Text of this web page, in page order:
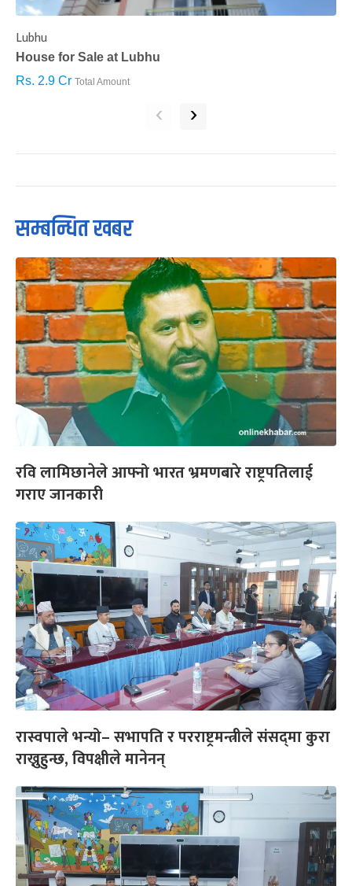
Lubhu
House for Sale at Lubhu
Rs. 2.9 Cr Total Amount
‹ ›
सम्बन्धित खबर
रवि लामिछानेले आफ्नो भारत भ्रमणबारे राष्ट्रपतिलाई
गराए जानकारी
रास्वपाले भन्यो– सभापति र परराष्ट्रमन्त्रीले संसद्‌मा कुरा
राख्नुहुन्छ, विपक्षीले मानेनन्